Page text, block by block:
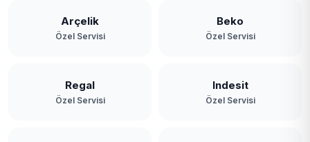
Arçelik
Özel Servisi
Beko
Özel Servisi
Regal
Özel Servisi
Indesit
Özel Servisi